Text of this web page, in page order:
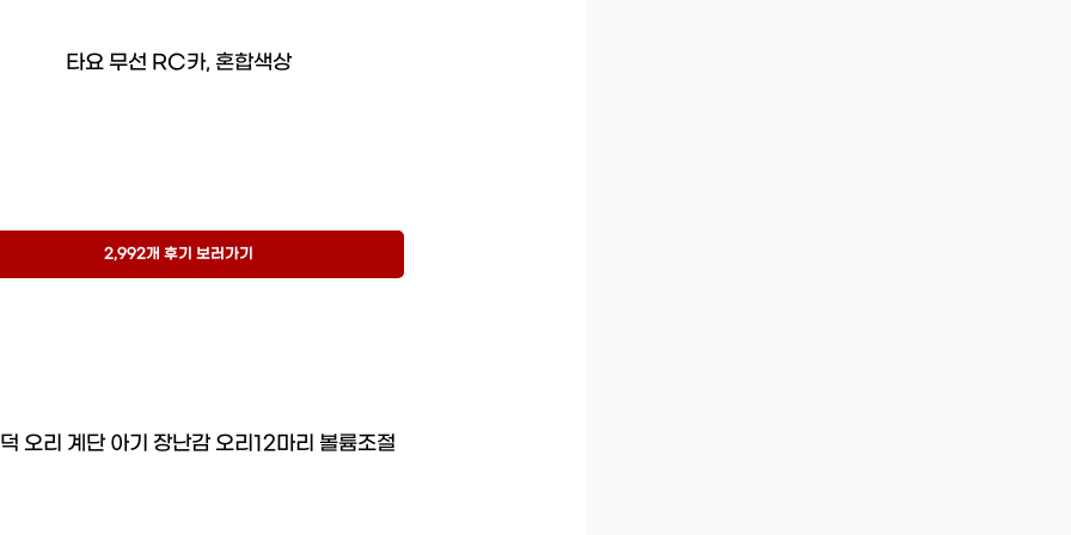
타요 무선 RC카, 혼합색상
2,992개 후기 보러가기
오리 계단 아기 장난감 오리12마리 볼륨조절